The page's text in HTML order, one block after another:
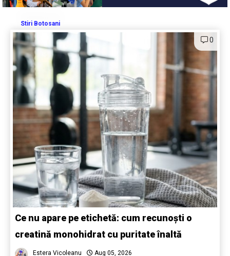
Stiri Botosani
0
Ce nu apare pe etichetă: cum recunoști o
creatină monohidrat cu puritate înaltă
Estera Vicoleanu Aug 05, 2026